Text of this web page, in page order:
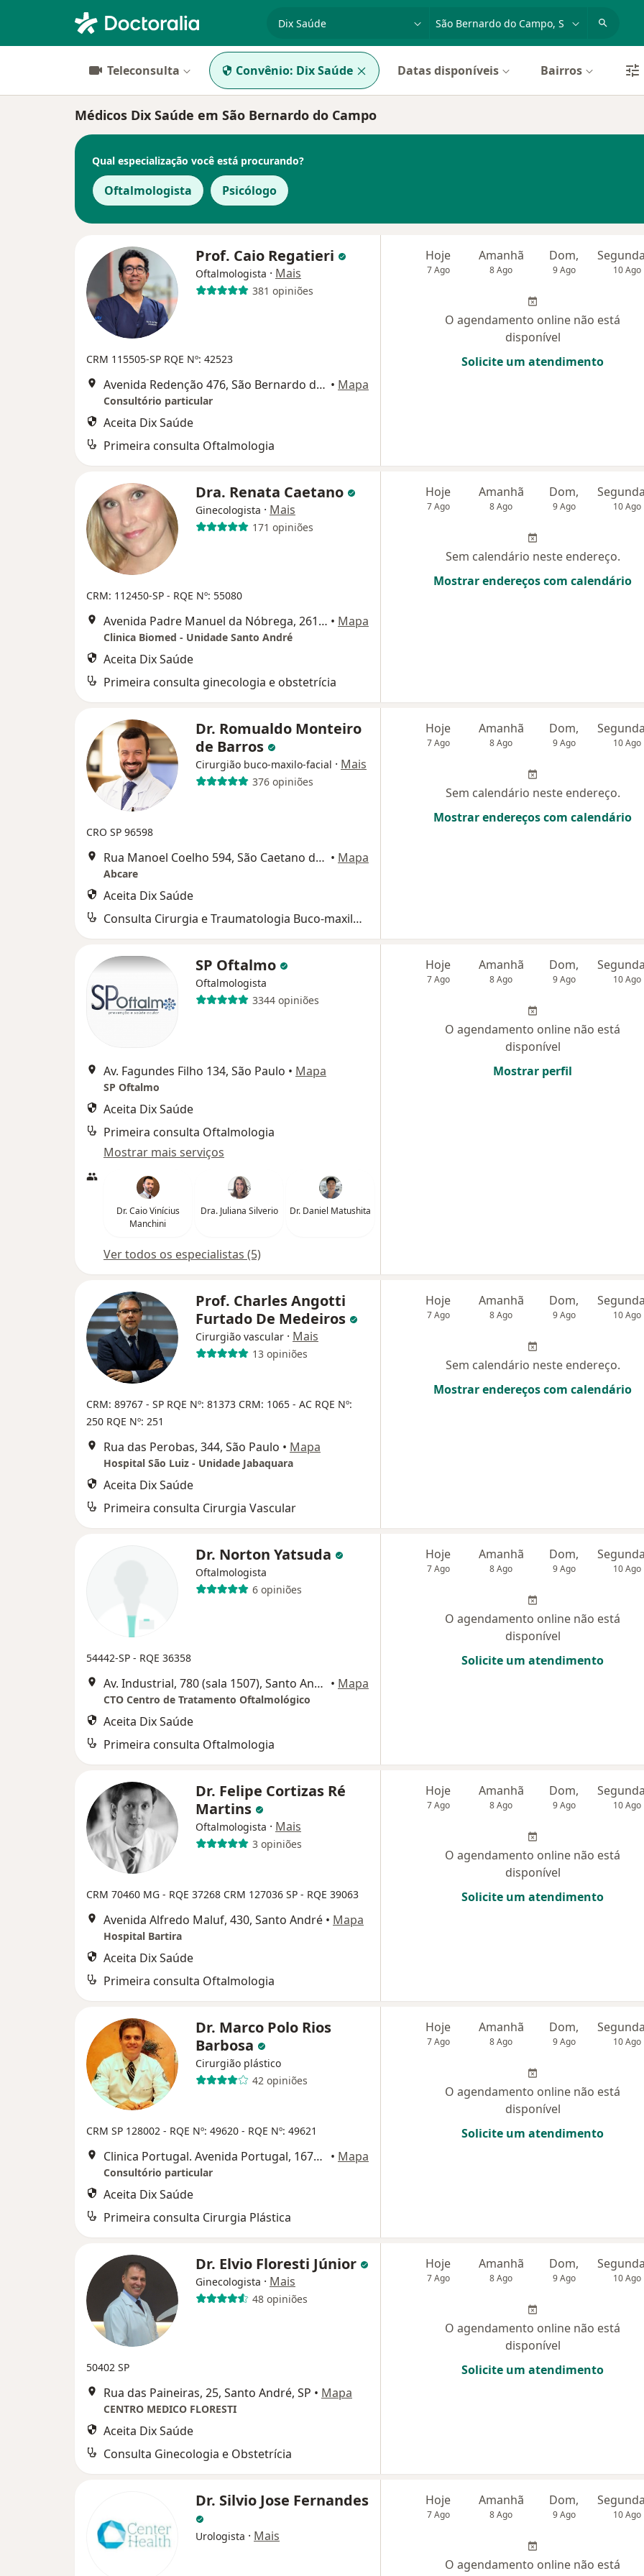
especialidade, doença ou nome
Teleconsulta Convênio: Dix Saúde Datas disponíveis Bairros
Médicos Dix Saúde em São Bernardo do Campo
Qual especialização você está procurando?
Oftalmologista Psicólogo
Prof. Caio Regatieri
Oftalmologista · Mais
381 opiniões
CRM 115505-SP RQE Nº: 42523
Avenida Redenção 476, São Bernardo do Campo • Mapa
Consultório particular
Aceita Dix Saúde
Primeira consulta Oftalmologia
Hoje
7 Ago
Amanhã
8 Ago
Dom,
9 Ago 10 Ago
O agendamento online não está
disponível
Solicite um atendimento
Dra. Renata Caetano
Ginecologista · Mais
171 opiniões
CRM: 112450-SP - RQE Nº: 55080
Avenida Padre Manuel da Nóbrega, 261- Jardim- Santo André- SP, Santo André - Pb • Mapa
Clinica Biomed - Unidade Santo André
Aceita Dix Saúde
Primeira consulta ginecologia e obstetrícia
Hoje
7 Ago
Amanhã
8 Ago
Dom,
9 Ago 10 Ago
Sem calendário neste endereço.
Mostrar endereços com calendário
Dr. Romualdo Monteiro
de Barros
Cirurgião buco-maxilo-facial · Mais
376 opiniões
CRO SP 96598
Rua Manoel Coelho 594, São Caetano do Sul • Mapa
Abcare
Aceita Dix Saúde
Consulta Cirurgia e Traumatologia Buco-maxilo-facial
Hoje
7 Ago
Amanhã
8 Ago
Dom,
9 Ago 10 Ago
Sem calendário neste endereço.
Mostrar endereços com calendário
SP Oftalmo
Oftalmologista
3344 opiniões
Av. Fagundes Filho 134, São Paulo • Mapa
SP Oftalmo
Aceita Dix Saúde
Primeira consulta Oftalmologia
Mostrar mais serviços
Dr. Caio Vinícius
Manchini
Dra. Juliana Silverio Dr. Daniel Matushita
Ver todos os especialistas (5)
Hoje
7 Ago
Amanhã
8 Ago
Dom,
9 Ago 10 Ago
O agendamento online não está
disponível
Mostrar perfil
Prof. Charles Angotti
Furtado De Medeiros
Cirurgião vascular · Mais
13 opiniões
CRM: 89767 - SP RQE Nº: 81373 CRM: 1065 - AC RQE Nº:
250 RQE Nº: 251
Rua das Perobas, 344, São Paulo • Mapa
Hospital São Luiz - Unidade Jabaquara
Aceita Dix Saúde
Primeira consulta Cirurgia Vascular
Hoje
7 Ago
Amanhã
8 Ago
Dom,
9 Ago 10 Ago
Sem calendário neste endereço.
Mostrar endereços com calendário
Dr. Norton Yatsuda
Oftalmologista
6 opiniões
54442-SP - RQE 36358
Av. Industrial, 780 (sala 1507), Santo André • Mapa
CTO Centro de Tratamento Oftalmológico
Aceita Dix Saúde
Primeira consulta Oftalmologia
Hoje
7 Ago
Amanhã
8 Ago
Dom,
9 Ago 10 Ago
O agendamento online não está
disponível
Solicite um atendimento
Dr. Felipe Cortizas Ré
Martins
Oftalmologista · Mais
3 opiniões
CRM 70460 MG - RQE 37268 CRM 127036 SP - RQE 39063
Avenida Alfredo Maluf, 430, Santo André • Mapa
Hospital Bartira
Aceita Dix Saúde
Primeira consulta Oftalmologia
Hoje
7 Ago
Amanhã
8 Ago
Dom,
9 Ago 10 Ago
O agendamento online não está
disponível
Solicite um atendimento
Dr. Marco Polo Rios
Barbosa
Cirurgião plástico
42 opiniões
CRM SP 128002 - RQE Nº: 49620 - RQE Nº: 49621
Clinica Portugal. Avenida Portugal, 1676, Santo André - Pb • Mapa
Consultório particular
Aceita Dix Saúde
Primeira consulta Cirurgia Plástica
Hoje
7 Ago
Amanhã
8 Ago
Dom,
9 Ago 10 Ago
O agendamento online não está
disponível
Solicite um atendimento
Dr. Elvio Floresti Júnior
Ginecologista · Mais
48 opiniões
50402 SP
Rua das Paineiras, 25, Santo André, SP • Mapa
CENTRO MEDICO FLORESTI
Aceita Dix Saúde
Consulta Ginecologia e Obstetrícia
Hoje
7 Ago
Amanhã
8 Ago
Dom,
9 Ago 10 Ago
O agendamento online não está
disponível
Solicite um atendimento
Dr. Silvio Jose Fernandes
Urologista · Mais
Hoje
7 Ago
Amanhã
8 Ago
Dom,
9 Ago 10 Ago
O agendamento online não está